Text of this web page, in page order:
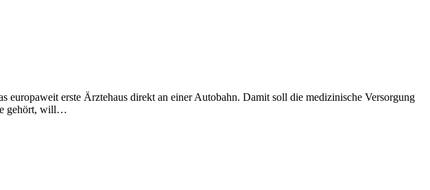
erste Ärztehaus direkt an einer Autobahn. Damit soll die medizinische Versorgung
gehört, will…